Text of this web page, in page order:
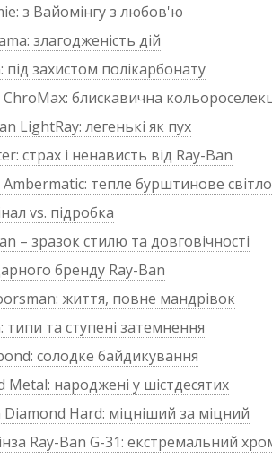
з Вайомінгу з любов'ю
злагодженість дій
під захистом полікарбонату
ChroMax: блискавична
LightRay: легенькі як пух
страх і ненависть від Ray-Ban
Ambermatic: тепле бурштинове світло
vs. підробка
– зразок стилю та довговічності
бренду Ray-Ban
життя, повне мандрівок
типи та ступені затемнення
солодке байдикування
Metal: народжені у шістдесятих
Diamond Hard: міцніший за міцний
Ray-Ban G-31: екстремальний